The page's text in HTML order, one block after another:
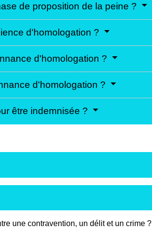
de proposition de la peine ?
d'homologation ?
d'homologation ?
d'homologation ?
être indemnisée ?
une contravention, un délit et un crime ?